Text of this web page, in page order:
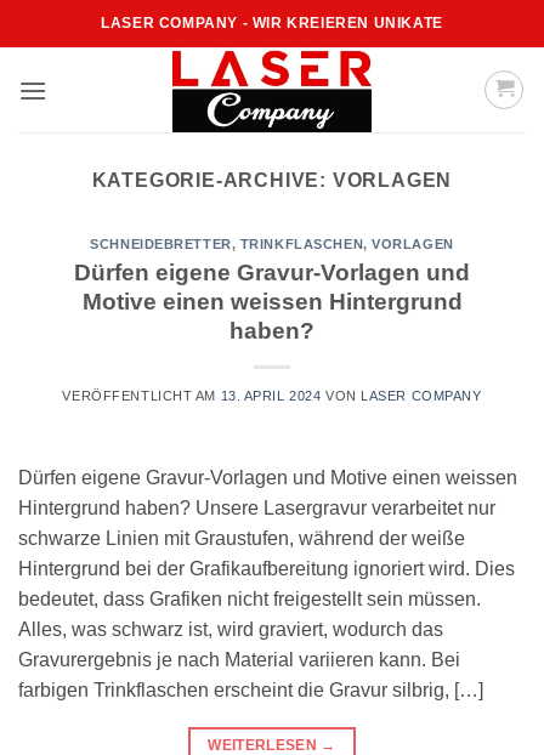
Inhalt
LASER COMPANY - WIR KREIEREN UNIKATE
KATEGORIE-ARCHIVE: VORLAGEN
SCHNEIDEBRETTER, TRINKFLASCHEN,VORLAGEN
Dürfen eigene Gravur-Vorlagen und
Motive einen weissen Hintergrund
haben?
VERÖFFENTLICHT AM 13. APRIL 2024 VON LASER COMPANY
Dürfen eigene Gravur-Vorlagen und Motive einen weissen
Hintergrund haben? Unsere Lasergravur verarbeitet nur
schwarze Linien mit Graustufen, während der weiße
Hintergrund bei der Grafikaufbereitung ignoriert wird. Dies
bedeutet, dass Grafiken nicht freigestellt sein müssen.
Alles, was schwarz ist, wird graviert, wodurch das
Gravurergebnis je nach Material variieren kann. Bei
farbigen Trinkflaschen erscheint die Gravur silbrig, […]
WEITERLESEN →